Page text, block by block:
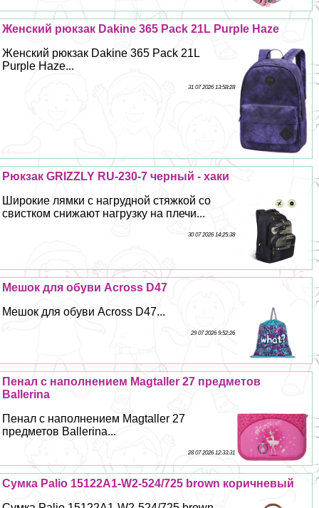
Женский рюкзак Dakine 365 Pack 21L Purple Haze
Женский рюкзак Dakine 365 Pack 21L
Purple Haze...
31 07 2026 13:58:28
Рюкзак GRIZZLY RU-230-7 черный - хаки
Широкие лямки с нагрудной стяжкой со
свистком снижают нагрузку на плечи...
30 07 2026 14:25:38
Мешок для обуви Across D47
Мешок для обуви Across D47...
29 07 2026 9:52:26
Пенал с наполнением Magtaller 27 предметов
Ballerina
Пенал с наполнением Magtaller 27
предметов Ballerina...
28 07 2026 12:33:31
Сумка Palio 15122A1-W2-524/725 brown коричневый